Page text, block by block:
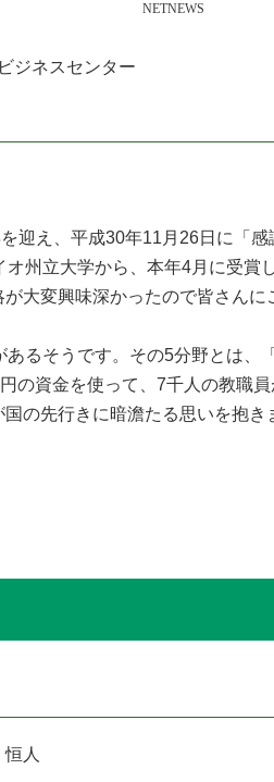
NETNEWS
ジネスセンター
え、平成30年11月26日に「
州立大学から、本年4月に受
大変興味深かったので皆さんに
るそうです。その5分野とは、
の資金を使って、7千人の教職
の先行きに暗澹たる思いを抱
人